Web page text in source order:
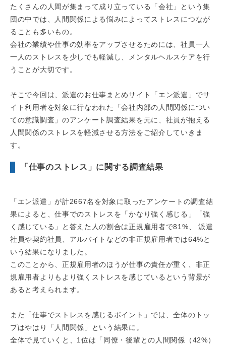
たくさんの人間が集まって成り立っている「会社」という集
団の中では、人間関係による悩みによってストレスにつなが
ることも多いもの。
会社の業績や仕事の効率をアップさせるためには、社員一人
一人のストレスを少しでも軽減し、メンタルヘルスケアを行
うことが大切です。
そこで今回は、派遣のお仕事まとめサイト「エン派遣」でサ
イト利用者を対象に行なわれた「会社内部の人間関係につい
ての意識調査」のアンケート調査結果を元に、社員が抱える
人間関係のストレスを軽減させる方法をご紹介していきま
す。
「仕事のストレス」に関する調査結果
「エン派遣」が計2667名を対象に取ったアンケートの調査結
果によると、仕事でのストレスを「かなり強く感じる」「強
く感じている」と答えた人の割合は正規雇用者で81%、 派遣
社員や契約社員、アルバイトなどの非正規雇用者では64%と
いう結果になりました。
このことから、正規雇用者のほうが仕事の責任が重く、非正
規雇用者よりもより強くストレスを感じているという背景が
あると考えられます。
また「仕事でストレスを感じるポイント」では、全体のトッ
プはやはり「人間関係」という結果に。
全体で見ていくと、1位は「同僚・後輩との人間関係（42%）